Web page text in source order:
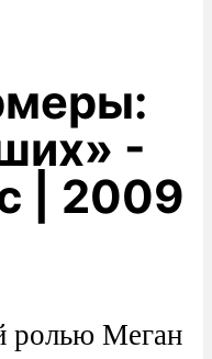
-
| 2009
ролью Меган